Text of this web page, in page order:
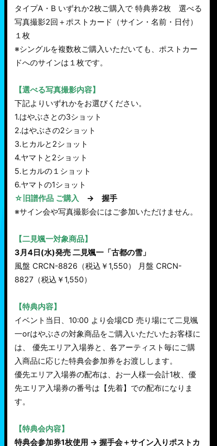
タイプA・B いずれか2枚ご購入で 特典券2枚 選べる
写真撮影2回＋ポストカード（サイン・名前・日付）
１枚
※シングルを複数枚ご購入いただいても、ポストカー
ドへのサインは１枚です。
【選べる写真撮影内容】
下記よりいずれかをお選びください。
1.はやぶさとの3ショット
2.はやぶさの2ショット
3.ヒカルと2ショット
4.ヤマトと2ショット
5.ヒカルの１ショット
6.ヤマトの1ショット
☆旧譜作品 ご購入 → 握手
※サイン会や写真撮影会にはご参加いただけません。
【二見颯一対象商品】
3月4日(水)発売 二見颯一「古都の雪」
風盤 CRCN-8826（税込￥1,550） 月盤 CRCN-
8827（税込￥1,550）
【特典内容】
イベント当日、10:00 より会場CD 売り場にて二見颯
一orはやぶさの対象商品をご購入いただいたお客様に
は、 優先エリア入場券と、各アーティスト毎にご購
入商品に応じた特典会参加券をお渡しします。
優先エリア入場券の配布は、お一人様一会計1枚、優
先エリア入場券の番号は【先着】での配布になりま
す。
【特典会内容】
特典会参加券1枚使用 → 握手会＋サイン入りポストカ